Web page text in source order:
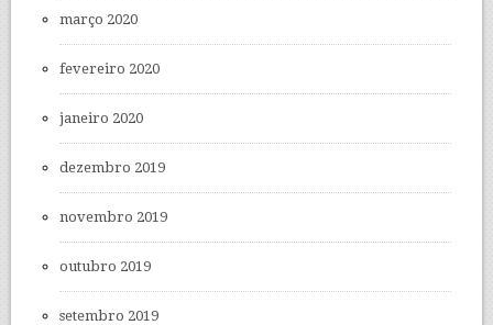
março 2020
fevereiro 2020
janeiro 2020
dezembro 2019
novembro 2019
outubro 2019
setembro 2019